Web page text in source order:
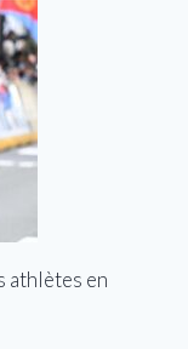
athlètes en